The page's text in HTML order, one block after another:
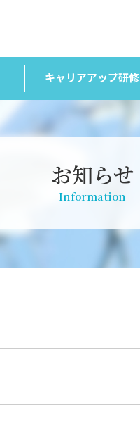
キャリアアップ研修
お知らせ
Information